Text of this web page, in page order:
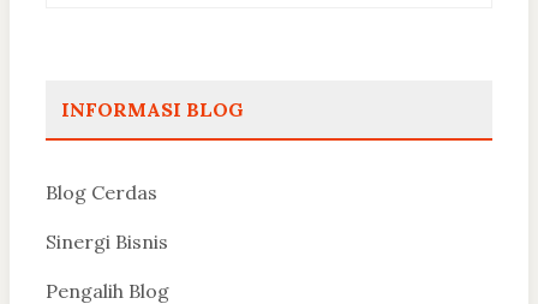
INFORMASI BLOG
Blog Cerdas
Sinergi Bisnis
Pengalih Blog